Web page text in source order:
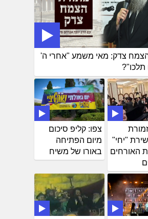
צדק: מאי משמע "אחרי ה'
תלכו"?
צפו: קליפ סיכום
מיום הפתיחה
באורו של משיח
"יחי"
האורחים